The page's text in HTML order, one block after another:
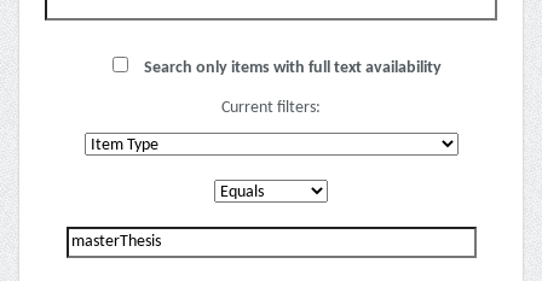
Search only items with full text availability
Current filters: